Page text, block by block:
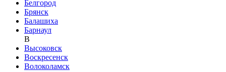
Белгород
Брянск
Балашиха
Барнаул
В
Высоковск
Воскресенск
Волоколамск